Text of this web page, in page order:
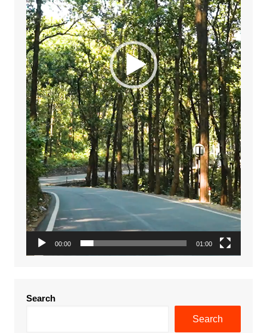
00:00 01:00
Search
Search